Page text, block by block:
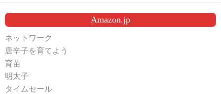
Amazon.jp
ネットワーク
唐辛子を育てよう
育苗
明太子
タイムセール